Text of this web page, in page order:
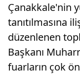
Çanakkale'nin
tanıtılmasına
düzenlenen
Başkanı
fuarların çok